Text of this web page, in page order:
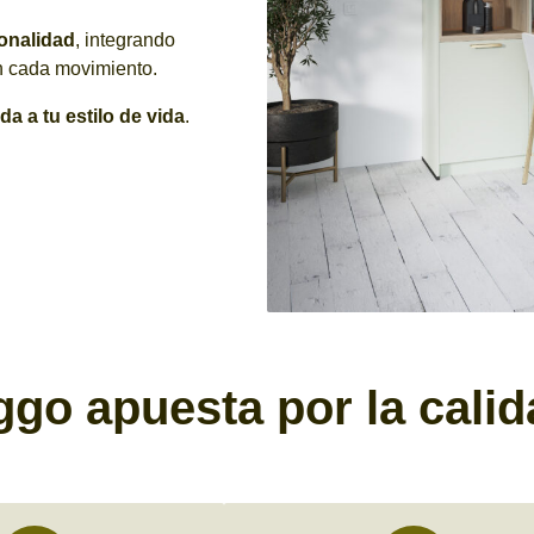
, integrando
movimiento.
a tu estilo de vida.
apuesta por la